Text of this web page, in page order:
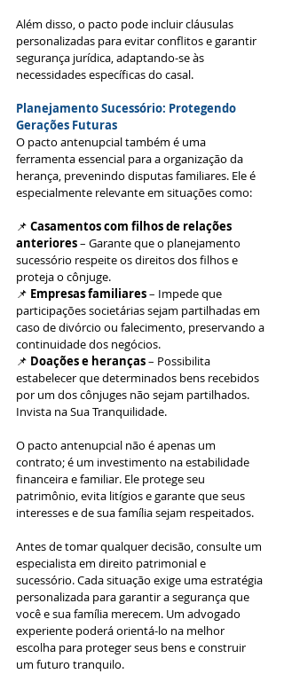
Além disso, o pacto pode incluir cláusulas
personalizadas para evitar conflitos e garantir
segurança jurídica, adaptando-se às
necessidades específicas do casal.
Planejamento Sucessório: Protegendo
Gerações Futuras
O pacto antenupcial também é uma
ferramenta essencial para a organização da
herança, prevenindo disputas familiares. Ele é
especialmente relevante em situações como:
📌 Casamentos com filhos de relações
anteriores – Garante que o planejamento
sucessório respeite os direitos dos filhos e
proteja o cônjuge.
📌 Empresas familiares – Impede que
participações societárias sejam partilhadas em
caso de divórcio ou falecimento, preservando a
continuidade dos negócios.
📌 Doações e heranças – Possibilita
estabelecer que determinados bens recebidos
por um dos cônjuges não sejam partilhados.
Invista na Sua Tranquilidade.
O pacto antenupcial não é apenas um
contrato; é um investimento na estabilidade
financeira e familiar. Ele protege seu
patrimônio, evita litígios e garante que seus
interesses e de sua família sejam respeitados.
Antes de tomar qualquer decisão, consulte um
especialista em direito patrimonial e
sucessório. Cada situação exige uma estratégia
personalizada para garantir a segurança que
você e sua família merecem. Um advogado
experiente poderá orientá-lo na melhor
escolha para proteger seus bens e construir
um futuro tranquilo.